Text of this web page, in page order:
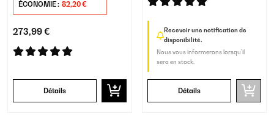
ÉCONOMIE : 82,20 €
273,99 €
Détails
Recevoir une notification de
disponibilité.
Nous vous informerons lorsqu’il
sera en stock.
Détails